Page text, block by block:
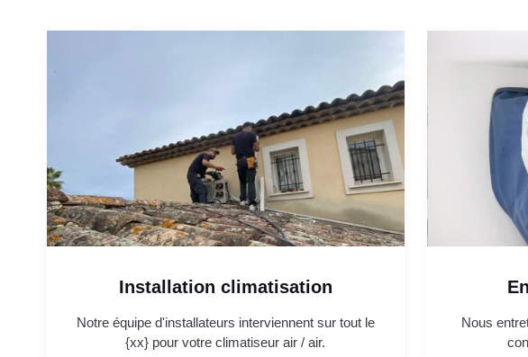
Installation climatisation
Notre équipe d'installateurs interviennent sur tout le
{xx} pour votre climatiseur air / air.
Nous